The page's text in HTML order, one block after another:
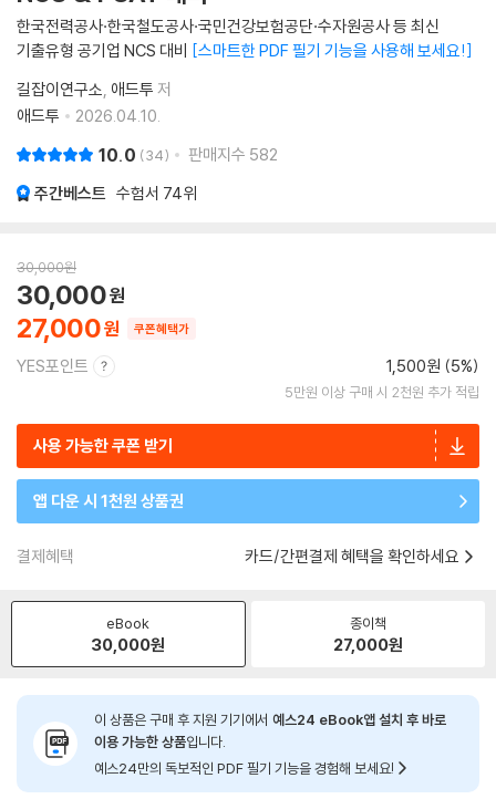
한국전력공사·한국철도공사·국민건강보험공단·수자원공사 등 최신
기출유형 공기업 NCS 대비 스마트한 PDF 필기 기능을 사용해 보세요!
길잡이연구소 애드투 저
애드투
2026.04.10.
10.0 34 판매지수 582
주간베스트 수험서 74위
30,000원
27,000
30,000
쿠폰혜택가
YES포인트 1,500원 (5%)
5만원 이상 구매 시 2천원 추가 적립
사용 가능한 쿠폰 받기
앱 다운 시 1천원 상품권
결제혜택 카드/간편결제 혜택을 확인하세요
eBook
30,000원
종이책
27,000원
이 상품은 구매 후 지원 기기에서 예스24 eBook앱 설치 후 바로
이용 가능한 상품입니다.
예스24만의 독보적인 PDF 필기 기능을 경험해 보세요!